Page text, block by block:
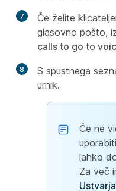
7
Če želite
glasovno pošto,
calls to go to
8
S spustnega
urnik.
Če ne
lahko
Za več